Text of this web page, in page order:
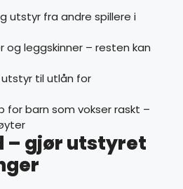
utstyr fra andre spillere i
og leggskinner – resten kan
utstyr til utlån for
for barn som vokser raskt –
– gjør utstyret